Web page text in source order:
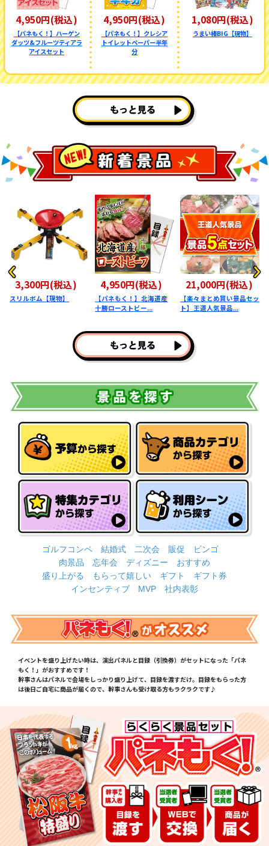
【パネもく！】ハーゲン
ダッツ&フルーツティアラ
アイスセット
4,950円(税込)
【パネもく！】クレシア
トイレットペーパー半年
分
4,950円(税込)
うまい棒BIG【現物】
1,080円(税込)
ボム【現物】
円(税込)
【パネもく！】北海道産
十勝ローストビー...
4,950円(税込)
【楽々まとめ買い景品セッ
ト】王道人気景品...
21,000円(税込)
【楽々ま
ゴルフコンペ 結婚式 二次会 販促
ビンゴ
肉景品
忘年会 ディズニー
おすすめ
盛り上がる
もらって嬉しい ギフト
ギフト券
インセンティブ
MVP 社内表彰
イベントを盛り上げたい時は、演出パネルと目録（引換券）がセットになった「パネ
もく！」がおすすめです！
幹事さんはパネルで会場をしっかり盛り上げて、目録を渡すだけ。目録をもらった方
は後日ご自宅に商品が届くので、幹事さんも受け取る方もラクラクです♪